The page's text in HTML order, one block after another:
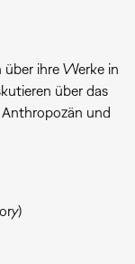
ihre Werke in
über das
und